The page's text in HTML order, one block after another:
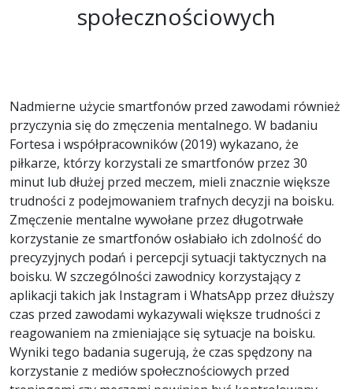
społecznościowych
Nadmierne użycie smartfonów przed zawodami również
przyczynia się do zmęczenia mentalnego. W badaniu
Fortesa i współpracowników (2019) wykazano, że
piłkarze, którzy korzystali ze smartfonów przez 30
minut lub dłużej przed meczem, mieli znacznie większe
trudności z podejmowaniem trafnych decyzji na boisku.
Zmęczenie mentalne wywołane przez długotrwałe
korzystanie ze smartfonów osłabiało ich zdolność do
precyzyjnych podań i percepcji sytuacji taktycznych na
boisku. W szczególności zawodnicy korzystający z
aplikacji takich jak Instagram i WhatsApp przez dłuższy
czas przed zawodami wykazywali większe trudności z
reagowaniem na zmieniające się sytuacje na boisku.
Wyniki tego badania sugerują, że czas spędzony na
korzystanie z mediów społecznościowych przed